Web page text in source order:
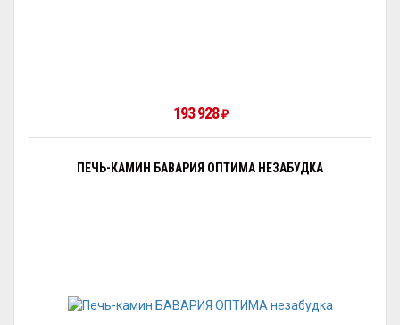
193 928₽
ПЕЧЬ-КАМИН БАВАРИЯ ОПТИМА НЕЗАБУДКА